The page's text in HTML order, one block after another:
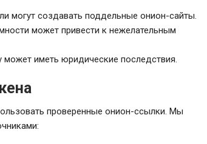
могут создавать поддельные онион-сайты.
может привести к нежелательным
иметь юридические последствия.
проверенные онион-ссылки. Мы